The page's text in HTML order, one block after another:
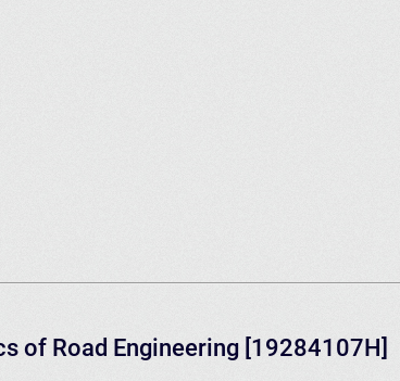
of Road Engineering [19284107H]